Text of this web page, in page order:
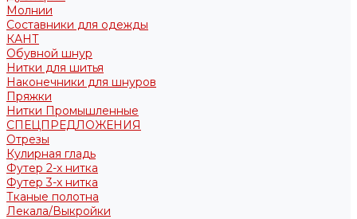
Молнии
Составники для одежды
КАНТ
Обувной шнур
Нитки для шитья
Наконечники для шнуров
Пряжки
Нитки Промышленные
СПЕЦПРЕДЛОЖЕНИЯ
Отрезы
Кулирная гладь
Футер 2-х нитка
Футер 3-х нитка
Тканые полотна
Лекала/Выкройки